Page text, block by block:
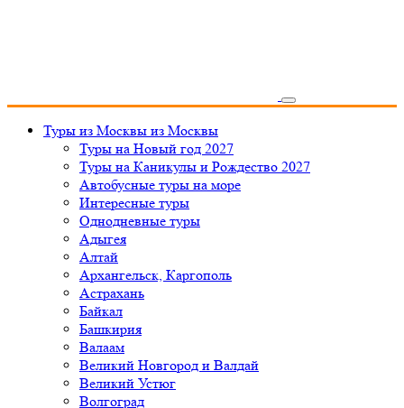
Туры из Москвы из Москвы
Туры на Новый год 2027
Туры на Каникулы и Рождество 2027
Автобусные туры на море
Интересные туры
Однодневные туры
Адыгея
Алтай
Архангельск, Каргополь
Астрахань
Байкал
Башкирия
Валаам
Великий Новгород и Валдай
Великий Устюг
Волгоград